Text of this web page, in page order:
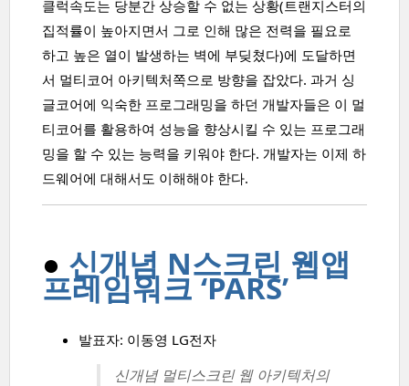
클럭속도는 당분간 상승할 수 없는 상황(트랜지스터의
집적률이 높아지면서 그로 인해 많은 전력을 필요로
하고 높은 열이 발생하는 벽에 부딪쳤다)에 도달하면
서 멀티코어 아키텍처쪽으로 방향을 잡았다. 과거 싱
글코어에 익숙한 프로그래밍을 하던 개발자들은 이 멀
티코어를 활용하여 성능을 향상시킬 수 있는 프로그래
밍을 할 수 있는 능력을 키워야 한다. 개발자는 이제 하
드웨어에 대해서도 이해해야 한다.
● 신개념 N스크린 웹앱
프레임워크 ‘PARS’
발표자: 이동영 LG전자
신개념 멀티스크린 웹 아키텍처의